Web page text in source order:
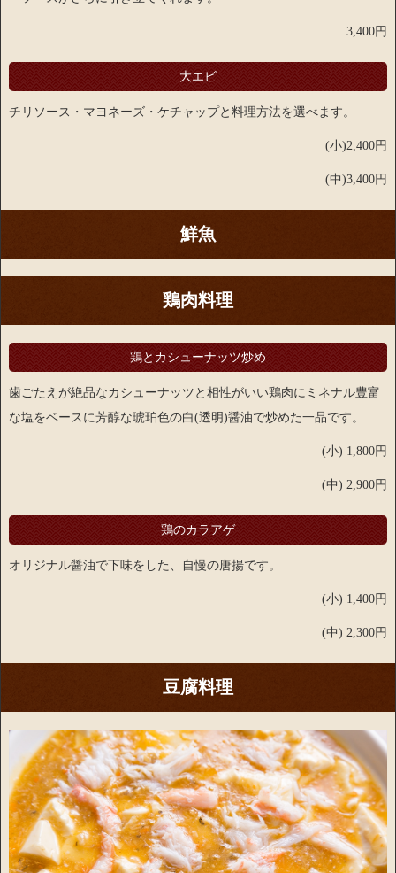
3,400円
大エビ
チリソース・マヨネーズ・ケチャップと料理方法を選べます。
(小)2,400円
(中)3,400円
鮮魚
鶏肉料理
鶏とカシューナッツ炒め
歯ごたえが絶品なカシューナッツと相性がいい鶏肉にミネナル豊富
な塩をベースに芳醇な琥珀色の白(透明)醤油で炒めた一品です。
(小) 1,800円
(中) 2,900円
鶏のカラアゲ
オリジナル醤油で下味をした、自慢の唐揚です。
(小) 1,400円
(中) 2,300円
豆腐料理